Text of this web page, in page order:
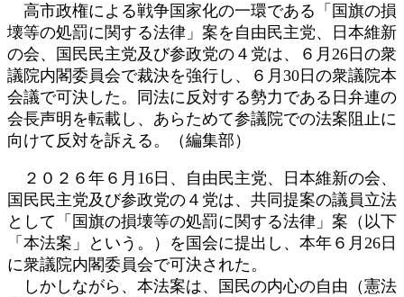
時
:
高市政権による戦争国家化の一環である「国旗の損
壊等の処罰に関する法律」案を自由民主党、日本維新
の会、国民民主党及び参政党の４党は、６月26日の衆
議院内閣委員会で裁決を強行し、６月30日の衆議院本
会議で可決した。同法に反対する勢力である日弁連の
会長声明を転載し、あらためて参議院での法案阻止に
向けて反対を訴える。（編集部）
２０２６年６月16日、自由民主党、日本維新の会、
国民民主党及び参政党の４党は、共同提案の議員立法
として「国旗の損壊等の処罰に関する法律」案（以下
「本法案」という。）を国会に提出し、本年６月26日
に衆議院内閣委員会で可決された。
しかしながら、本法案は、国民の内心の自由（憲法